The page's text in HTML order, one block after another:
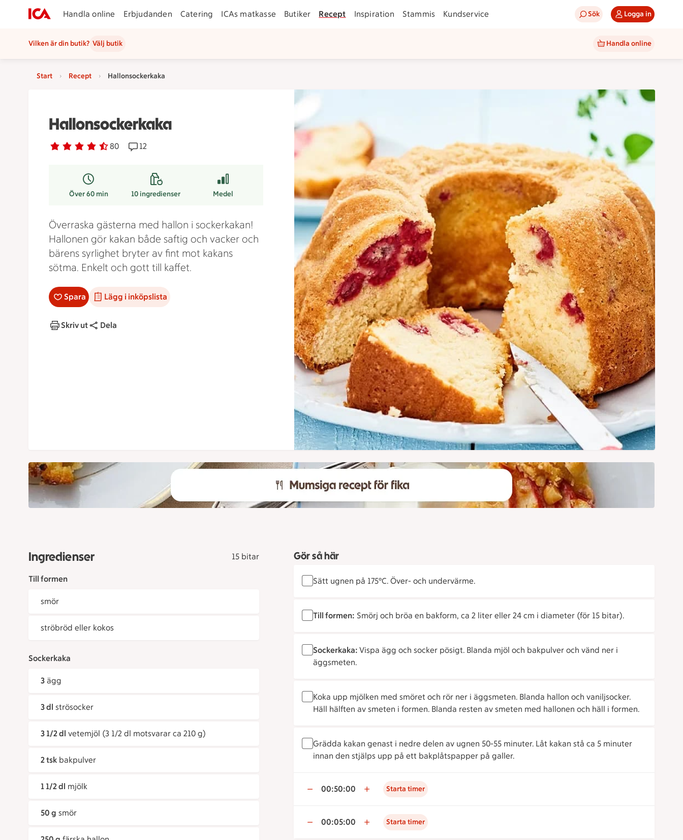
Handla online Erbjudanden Catering ICAs matkasse Butiker Recept Inspiration Stammis Kundservice Sök Logga in
Vilken är din butik? Välj butik Handla online
Start Recept Hallonsockerkaka
Hallonsockerkaka
Betyg 4.1 av 5. 80
80 personer har röstatReceptet har 12 kommentarer
12
Över 60 min 10ingredienser Medel
Överraska gästerna med hallon i sockerkakan!
Hallonen gör kakan både saftig och vacker och
bärens syrlighet bryter av fint mot kakans
sötma. Enkelt och gott till kaffet.
Spara Lägg i inköpslista
Skriv ut Dela
Ingredienser 15 bitar
Till formen
smör
ströbröd eller kokos
Sockerkaka
3 ägg
3 dl strösocker
3 1/2 dl vetemjöl (3 1/2 dl motsvarar ca 210 g)
2 tsk bakpulver
1 1/2 dl mjölk
50 g smör
Gör så här
Sätt ugnen på 175°C. Över- och undervärme.
Till formen: Smörj och bröa en bakform, ca 2 liter eller 24 cm i diameter (för 15 bitar).
Sockerkaka: Vispa ägg och socker pösigt. Blanda mjöl och bakpulver och vänd ner i
äggsmeten.
Koka upp mjölken med smöret och rör ner i äggsmeten. Blanda hallon och vaniljsocker.
Häll hälften av smeten i formen. Blanda resten av smeten med hallonen och häll i formen.
Grädda kakan genast i nedre delen av ugnen 50-55 minuter. Låt kakan stå ca 5 minuter
innan den stjälps upp på ett bakplåtspapper på galler.
00:50:00 Starta timer
00:05:00 Starta timer